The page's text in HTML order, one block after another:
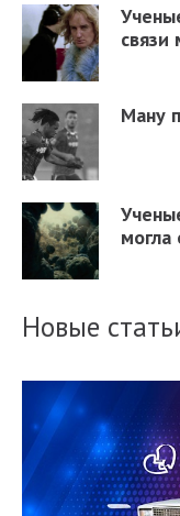
Ману
могла
Новые